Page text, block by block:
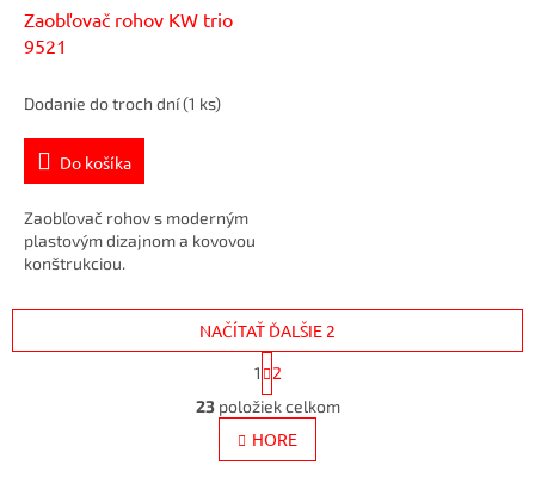
Zaobľovač rohov KW trio
9521
Dodanie do troch dní(1 ks)
Do košíka
Zaobľovač rohov s moderným
plastovým dizajnom a kovovou
konštrukciou.
O
v
l
á
NAČÍTAŤ ĎALŠIE 2
S
t
r
á
n
k
1
2
23položiek celkom
HORE